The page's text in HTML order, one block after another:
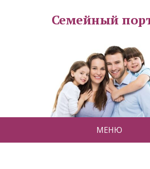
Семейный
МЕНЮ